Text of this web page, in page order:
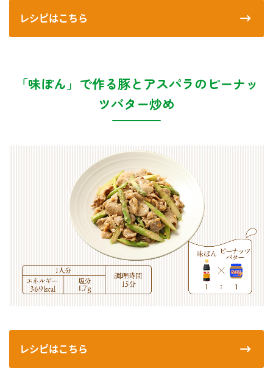
レシピはこちら
「味ぽん」で作る豚とアスパラのピーナッ
ツバター炒め
レシピはこちら